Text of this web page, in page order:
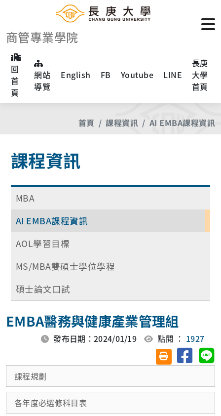
商管專業學院
回
首
頁
網站
導覽
English FB Youtube LINE
長庚
大學
首頁
首頁 課程資訊 AI EMBA課程資訊
課程資訊
MBA
AI EMBA課程資訊
AOL學習目標
MS/MBA雙碩士學位學程
碩士論文口試
EMBA醫務與健康產業管理組
發布日期：2024/01/19 點閱 ： 1927
友善列印(另開視
分享至
課程規劃
各年度必選修科目表